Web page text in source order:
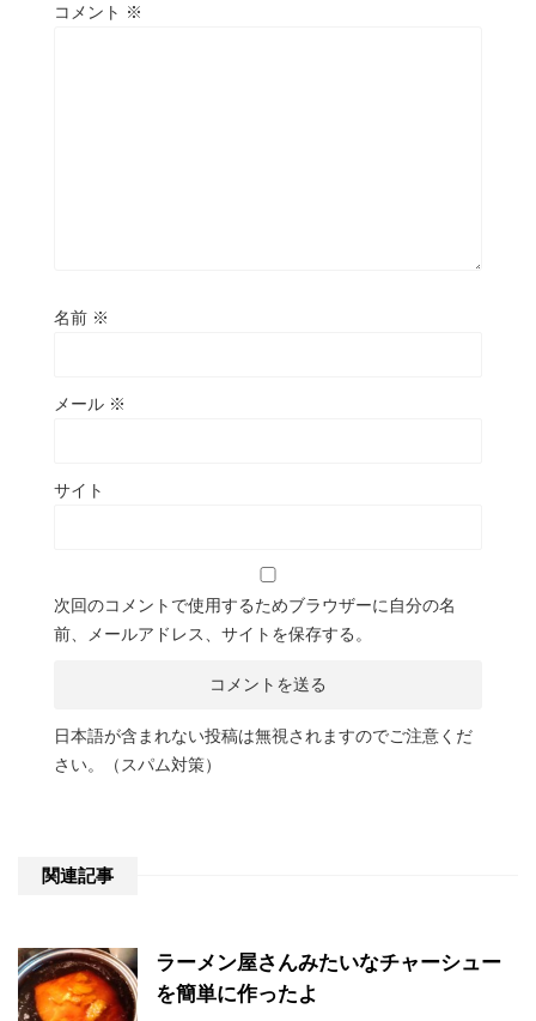
コメント ※
名前 ※
メール ※
サイト
次回のコメントで使用するためブラウザーに自分の名
前、メールアドレス、サイトを保存する。
日本語が含まれない投稿は無視されますのでご注意くだ
さい。（スパム対策）
関連記事
ラーメン屋さんみたいなチャーシュー
を簡単に作ったよ